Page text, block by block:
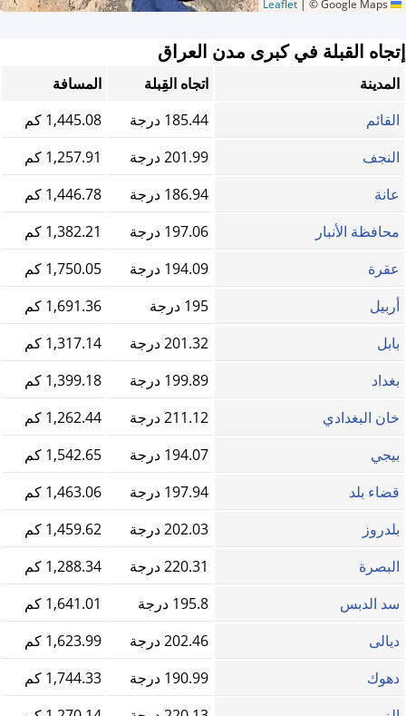
© Google Maps
إتجاه القبلة في كبرى مدن العراق
المدينة اتجاه القِبلة
المسافة
القائم
185.44 درجة
1,445.08 كم
النجف
201.99 درجة
1,257.91 كم
عانة
186.94 درجة
1,446.78 كم
محافظة الأنبار
197.06 درجة
1,382.21 كم
عقرة
194.09 درجة
1,750.05 كم
أربيل
195 درجة
1,691.36 كم
بابل
201.32 درجة
1,317.14 كم
بغداد
199.89 درجة
1,399.18 كم
خان البغدادي
211.12 درجة
1,262.44 كم
بيجي
194.07 درجة
1,542.65 كم
قضاء بلد
197.94 درجة
1,463.06 كم
بلدروز
202.03 درجة
1,459.62 كم
البصرة
220.31 درجة
1,288.34 كم
سد الدبس
195.8 درجة
1,641.01 كم
ديالى
202.46 درجة
1,623.99 كم
دهوك
190.99 درجة
1,744.33 كم